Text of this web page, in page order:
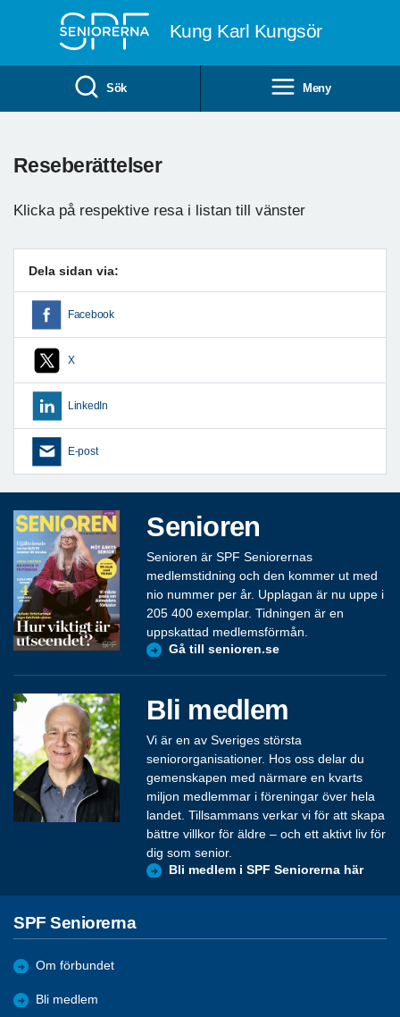
Kung Karl Kungsör
Sök Meny
Reseberättelser
Klicka på respektive resa i listan till vänster
Dela sidan via:
Facebook
X
LinkedIn
E-post
Senioren
Senioren är SPF Seniorernas
medlemstidning och den kommer ut med
nio nummer per år. Upplagan är nu uppe i
205 400 exemplar. Tidningen är en
uppskattad medlemsförmån.
Gå till senioren.se
Bli medlem
Vi är en av Sveriges största
seniororganisationer. Hos oss delar du
gemenskapen med närmare en kvarts
miljon medlemmar i föreningar över hela
landet. Tillsammans verkar vi för att skapa
bättre villkor för äldre – och ett aktivt liv för
dig som senior.
Bli medlem i SPF Seniorerna här
SPF Seniorerna
Om förbundet
Bli medlem